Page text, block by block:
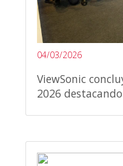
04/03/2026
ViewSonic
2026